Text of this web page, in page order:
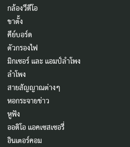
กล้องวีดีโอ
ขาตั้ง
คีย์บอร์ด
ตัวกรองไฟ
มิกเซอร์ และ แอมป์ลำโพง
ลำโพง
สายสัญญาณต่างๆ
หอกระจายข่าว
หูฟัง
ออดิโอ แอคเซสเซอรี่
อินเตอร์คอม